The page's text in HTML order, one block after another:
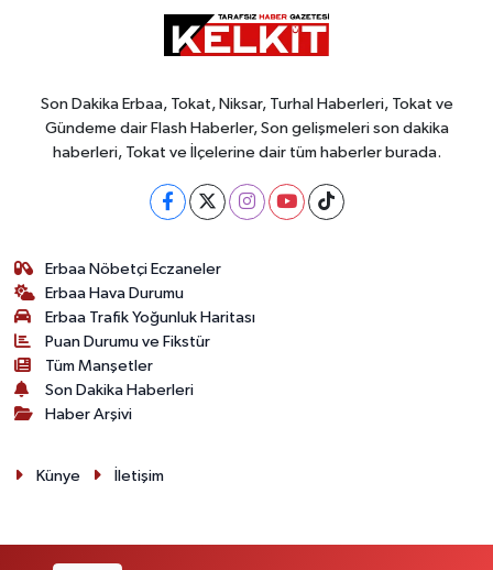
Son Dakika Erbaa, Tokat, Niksar, Turhal Haberleri, Tokat ve
Gündeme dair Flash Haberler, Son gelişmeleri son dakika
haberleri, Tokat ve İlçelerine dair tüm haberler burada.
Erbaa Nöbetçi Eczaneler
Erbaa Hava Durumu
Erbaa Trafik Yoğunluk Haritası
Puan Durumu ve Fikstür
Tüm Manşetler
Son Dakika Haberleri
Haber Arşivi
Künye İletişim